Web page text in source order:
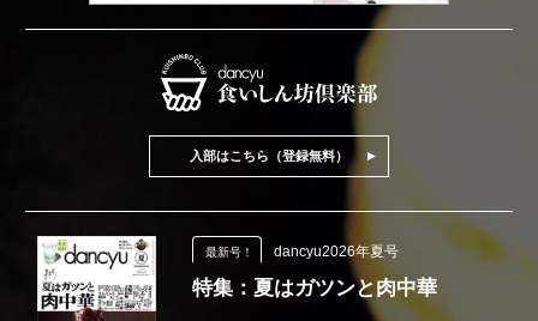
入部はこちら（登録無料）
最新号！ dancyu2026年夏号
特集：夏はガツンと肉中華